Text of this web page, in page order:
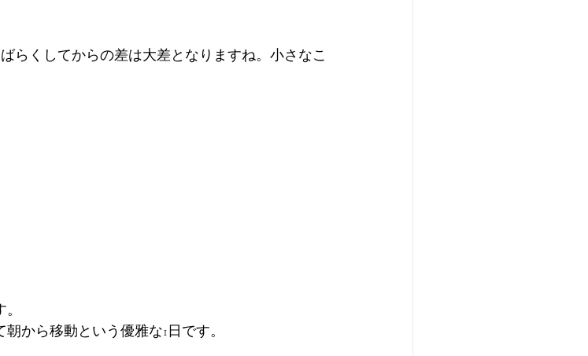
らくしてからの差は大差となりますね。小さなこ
から移動という優雅な1日です。